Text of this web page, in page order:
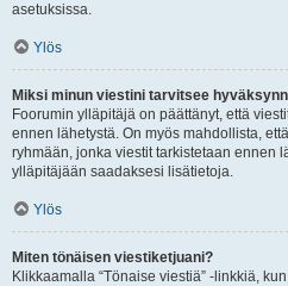
asetuksissa.
Ylös
Miksi minun viestini tarvitsee
Foorumin ylläpitäjä on päättänyt, että
ennen lähetystä. On myös mahdollista,
ryhmään, jonka viestit tarkistetaan ennen
ylläpitäjään saadaksesi lisätietoja.
Ylös
Miten tönäisen viestiketjuani?
Klikkaamalla “Tönaise viestiä” -linkkiä,